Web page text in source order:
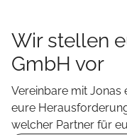
Wir stellen
GmbH vor
Vereinbare mit Jonas
eure
welcher Partner für